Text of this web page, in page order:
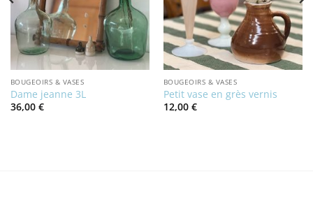
BOUGEOIRS & VASES
Dame jeanne 3L
36,00 €
BOUGEOIRS & VASES
Petit vase en grès vernis
12,00 €